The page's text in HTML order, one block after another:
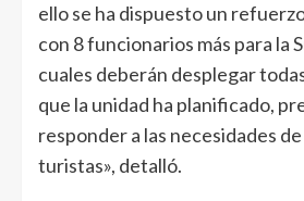
ello se ha dispuesto un
con 8 funcionarios más para la
cuales deberán desplegar
que la unidad ha planificado,
responder a las necesidades
turistas», detalló.